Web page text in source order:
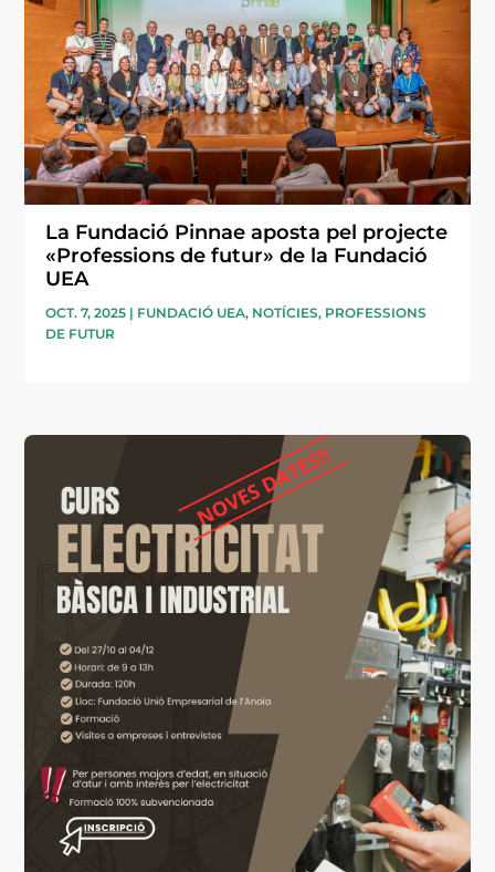
La Fundació Pinnae aposta pel projecte
«Professions de futur» de la Fundació
UEA
OCT. 7, 2025 | FUNDACIÓ UEA, NOTÍCIES, PROFESSIONS
DE FUTUR